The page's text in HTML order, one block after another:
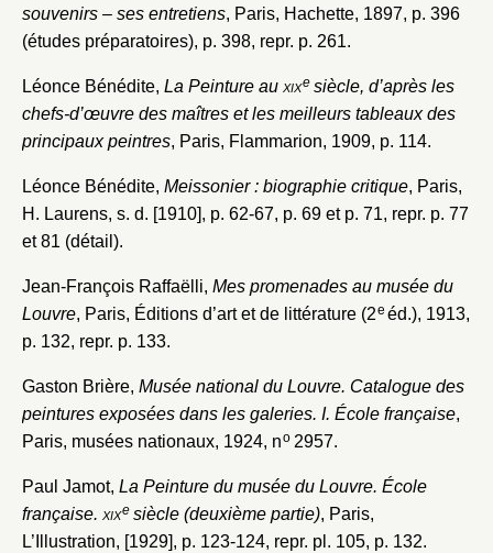
souvenirs – ses entretiens, Paris, Hachette, 1897, p. 396
(études préparatoires), p. 398, repr. p. 261.
Léonce Bénédite, La Peinture au xixesiècle, d’après les
chefs-d’œuvre des maîtres et les meilleurs tableaux des
principaux peintres, Paris, Flammarion, 1909, p. 114.
Léonce Bénédite, Meissonier : biographie critique, Paris,
H. Laurens, s. d. [1910], p. 62-67, p. 69 et p. 71, repr. p. 77
et 81 (détail).
Jean-François Raffaëlli, Mes promenades au musée du
Louvre, Paris, Éditions d’art et de littérature (2eéd.), 1913,
p. 132, repr. p. 133.
Gaston Brière, Musée national du Louvre. Catalogue des
peintures exposées dans les galeries. I. École française,
Paris, musées nationaux, 1924, no2957.
Paul Jamot, La Peinture du musée du Louvre. École
française. xixesiècle (deuxième partie), Paris,
L’Illustration, [1929], p. 123-124, repr. pl. 105, p. 132.